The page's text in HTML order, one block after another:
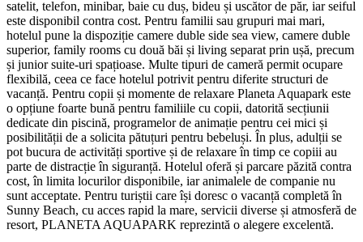
satelit, telefon, minibar, baie cu duș, bideu și uscător de păr, iar seiful
este disponibil contra cost. Pentru familii sau grupuri mai mari,
hotelul pune la dispoziție camere duble side sea view, camere duble
superior, family rooms cu două băi și living separat prin ușă, precum
și junior suite-uri spațioase. Multe tipuri de cameră permit ocupare
flexibilă, ceea ce face hotelul potrivit pentru diferite structuri de
vacanță. Pentru copii și momente de relaxare Planeta Aquapark este
o opțiune foarte bună pentru familiile cu copii, datorită secțiunii
dedicate din piscină, programelor de animație pentru cei mici și
posibilității de a solicita pătuțuri pentru bebeluși. În plus, adulții se
pot bucura de activități sportive și de relaxare în timp ce copiii au
parte de distracție în siguranță. Hotelul oferă și parcare păzită contra
cost, în limita locurilor disponibile, iar animalele de companie nu
sunt acceptate. Pentru turiștii care își doresc o vacanță completă în
Sunny Beach, cu acces rapid la mare, servicii diverse și atmosferă de
resort, PLANETA AQUAPARK reprezintă o alegere excelentă.